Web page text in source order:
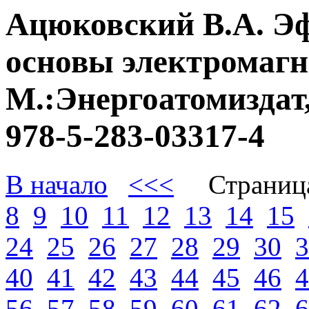
Ацюковский В.А.
основы
978-5-283-03317-4
В начало <<<
8 9 10 11 12 13 14 15
24 25 26 27 28 29 30
40 41 42 43 44 45 46